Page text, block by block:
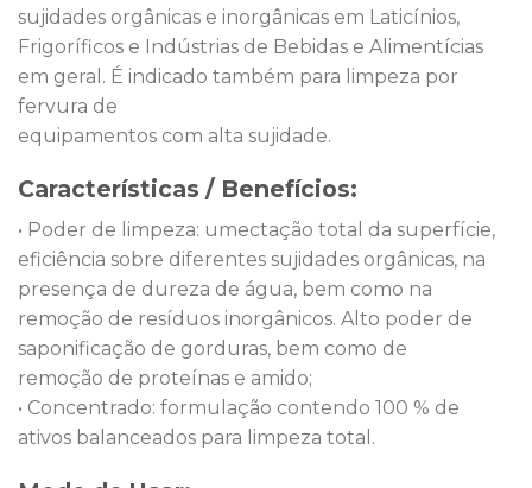
sujidades orgânicas e inorgânicas em Laticínios,
Frigoríficos e Indústrias de Bebidas e Alimentícias
em geral. É indicado também para limpeza por
fervura de
equipamentos com alta sujidade.
Características / Benefícios:
• Poder de limpeza: umectação total da superfície,
eficiência sobre diferentes sujidades orgânicas, na
presença de dureza de água, bem como na
remoção de resíduos inorgânicos. Alto poder de
saponificação de gorduras, bem como de
remoção de proteínas e amido;
• Concentrado: formulação contendo 100 % de
ativos balanceados para limpeza total.